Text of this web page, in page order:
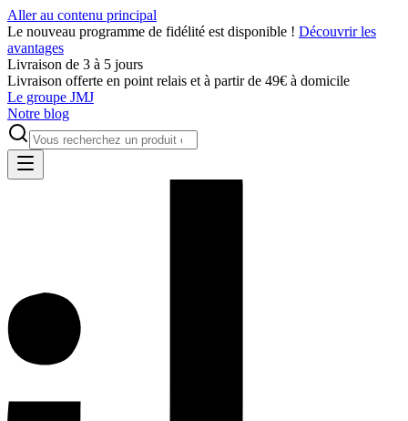
Aller au contenu principal
Le nouveau programme de fidélité est disponible ! Découvrir les
avantages
Livraison de 3 à 5 jours
Livraison offerte en point relais et à partir de 49€ à domicile
Le groupe JMJ
Notre blog